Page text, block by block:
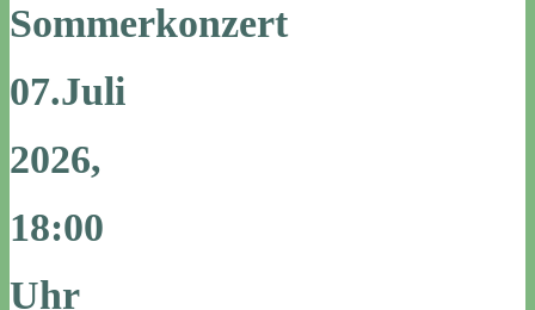
Sommerkonzert
07.Juli
2026,
18:00
Uhr